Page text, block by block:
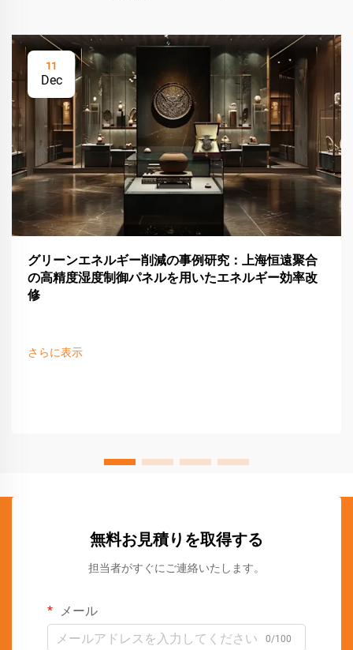
11
Dec
グリーンエネルギー削減の事例研究：上海恒遠聚合
の高精度湿度制御パネルを用いたエネルギー効率改
修
さらに表示
無料お見積りを取得する
担当者がすぐにご連絡いたします。
メール
0/100